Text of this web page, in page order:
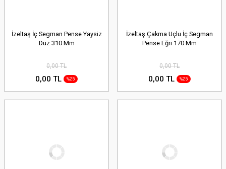
İzeltaş İç Segman Pense Yaysiz
Düz 310 Mm
0,00 TL
0,00 TL %25
İzeltaş Çakma Uçlu İç Segman
Pense Eğri 170 Mm
0,00 TL
0,00 TL %25